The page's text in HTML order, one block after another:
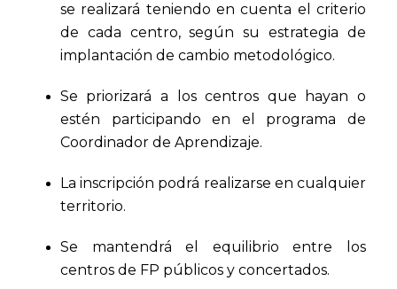
se realizará teniendo en cuenta el criterio
de cada centro, según su estrategia de
implantación de cambio metodológico.
Se priorizará a los centros que hayan o
estén participando en el programa de
Coordinador de Aprendizaje.
La inscripción podrá realizarse en cualquier
territorio.
Se mantendrá el equilibrio entre los
centros de FP públicos y concertados.